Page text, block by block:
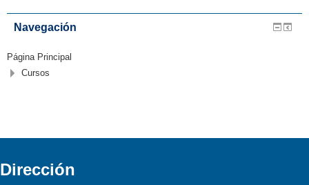
Navegación
Página Principal
Cursos
Dirección